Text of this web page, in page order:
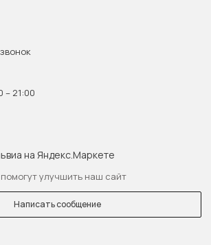
– 21:00
улучшить наш сайт
Написать сообщение